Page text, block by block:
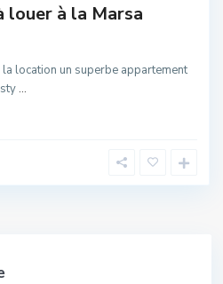
louer à la Marsa
location un superbe appartement
...